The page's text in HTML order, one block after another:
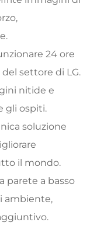
24 ore
settore di LG.
nitide e
gli ospiti.
soluzione
il mondo.
parete a basso
ambiente,